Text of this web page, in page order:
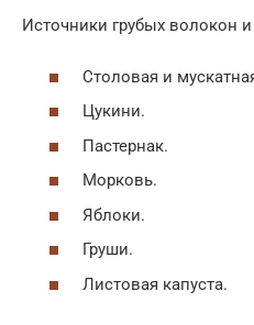
Источники грубых волокон
Столовая и
Цукини.
Пастернак.
Морковь.
Яблоки.
Груши.
Листовая капуста.